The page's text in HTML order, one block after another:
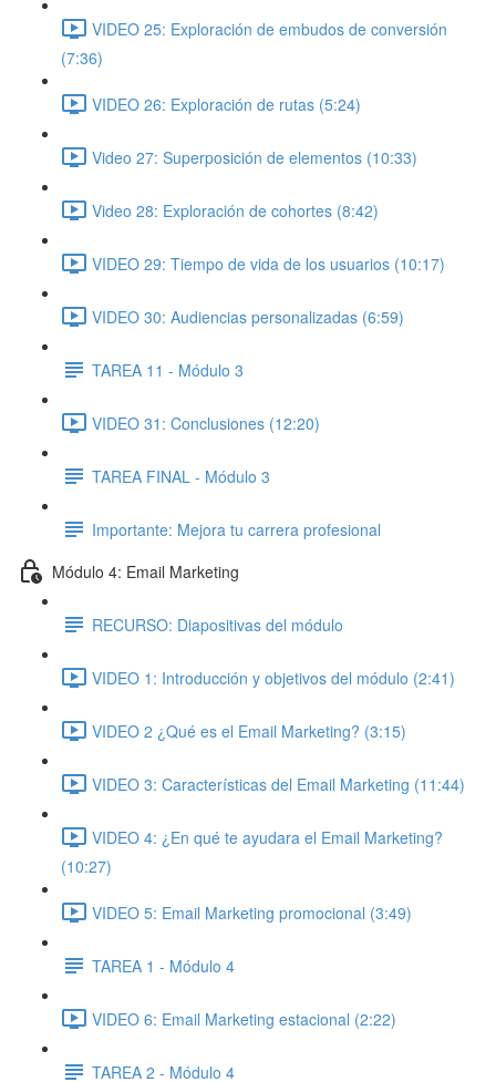
VIDEO 25: Exploración de embudos de conversión
(7:36)
VIDEO 26: Exploración de rutas (5:24)
Video 27: Superposición de elementos (10:33)
Video 28: Exploración de cohortes (8:42)
VIDEO 29: Tiempo de vida de los usuarios (10:17)
VIDEO 30: Audiencias personalizadas (6:59)
TAREA 11 - Módulo 3
VIDEO 31: Conclusiones (12:20)
TAREA FINAL - Módulo 3
Importante: Mejora tu carrera profesional
Módulo 4: Email Marketing
RECURSO: Diapositivas del módulo
VIDEO 1: Introducción y objetivos del módulo (2:41)
VIDEO 2 ¿Qué es el Email Marketing? (3:15)
VIDEO 3: Características del Email Marketing (11:44)
VIDEO 4: ¿En qué te ayudara el Email Marketing?
(10:27)
VIDEO 5: Email Marketing promocional (3:49)
TAREA 1 - Módulo 4
VIDEO 6: Email Marketing estacional (2:22)
TAREA 2 - Módulo 4